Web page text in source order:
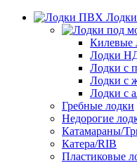
Килевые
Лодки
Лодки с
Лодки с
Лодки с
Гребные лодки
Недорогие
Катамараны/
Катера/RIB
Пластиковые